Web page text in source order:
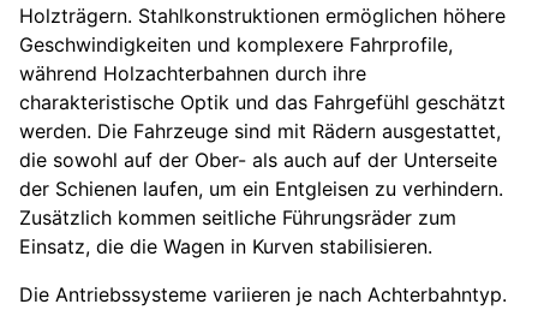
Holzträgern. Stahlkonstruktionen ermöglichen höhere
Geschwindigkeiten und komplexere Fahrprofile,
während Holzachterbahnen durch ihre
charakteristische Optik und das Fahrgefühl geschätzt
werden. Die Fahrzeuge sind mit Rädern ausgestattet,
die sowohl auf der Ober- als auch auf der Unterseite
der Schienen laufen, um ein Entgleisen zu verhindern.
Zusätzlich kommen seitliche Führungsräder zum
Einsatz, die die Wagen in Kurven stabilisieren.
Die Antriebssysteme variieren je nach Achterbahntyp.